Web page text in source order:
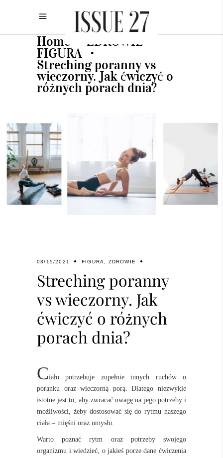
Home ZDROWIE
FIGURA •
Streching poranny vs
wieczorny. Jak ćwiczyć o
różnych porach dnia?
03/15/2021 FIGURA, ZDROWIE
Streching poranny
vs wieczorny. Jak
ćwiczyć o różnych
porach dnia?
Ciało potrzebuje zupełnie innych ruchów o
poranku oraz wieczorną porą. Dlatego niezwykle
istotne jest to, aby zwracać uwagę na jego potrzeby i
możliwości, żeby dostosować się do rytmu naszego
ciała – mięśni oraz umysłu.
Warto poznać rytm oraz potrzeby swojego
organizmu i wiedzieć, o jakieś porze dane ćwiczenia